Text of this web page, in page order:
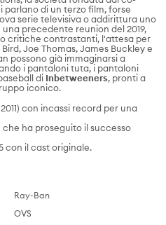
parlano di un terzo film, forse
serie televisiva o addirittura uno
precedente reunion del 2019,
critiche contrastanti, l'attesa per
Joe Thomas, James Buckley e
possono già immaginarsi a
i pantaloni tuta, i pantaloni
di Inbetweeners, pronti a
iconico.
con incassi record per una
che ha proseguito il successo
con il cast originale.
Ray-Ban
OVS